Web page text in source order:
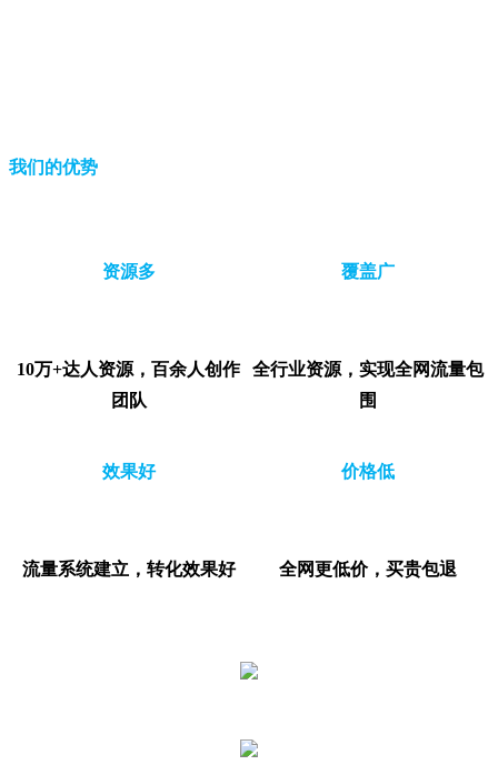
我们的优势
资源多
10万+达人资源，百余人创作
团队
覆盖广
全行业资源，实现全网流量包
围
效果好
流量系统建立，转化效果好
价格低
全网更低价，买贵包退